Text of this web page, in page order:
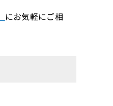
にお気軽にご相